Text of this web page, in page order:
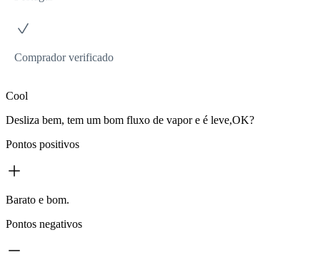
Comprador verificado
Cool
Desliza bem, tem um bom fluxo de vapor e é leve,OK?
Pontos positivos
Barato e bom.
Pontos negativos